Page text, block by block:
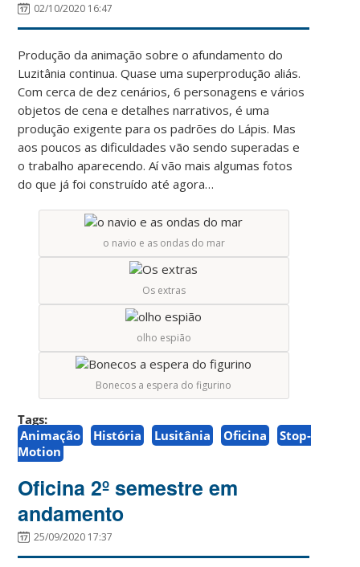
02/10/2020 16:47
Produção da animação sobre o afundamento do
Luzitânia continua. Quase uma superprodução aliás.
Com cerca de dez cenários, 6 personagens e vários
objetos de cena e detalhes narrativos, é uma
produção exigente para os padrões do Lápis. Mas
aos poucos as dificuldades vão sendo superadas e
o trabalho aparecendo. Aí vão mais algumas fotos
do que já foi construído até agora…
o navio e as ondas do mar
Os extras
olho espião
Bonecos a espera do figurino
Tags:
Animação
História Lusitânia Oficina
Stop-
Motion
Oficina 2º semestre em
andamento
25/09/2020 17:37